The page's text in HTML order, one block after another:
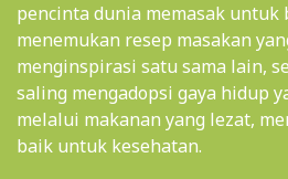
pencinta dunia memasak
menemukan resep masakan
menginspirasi satu sama lain,
saling mengadopsi gaya hidup
melalui makanan yang lezat,
baik untuk kesehatan.